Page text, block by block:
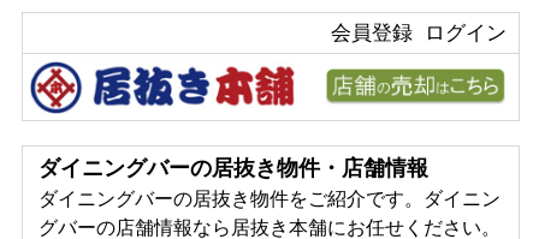
ログイン
会員登録
ダイニングバーの居抜き物件・店舗情報
ダイニングバーの居抜き物件をご紹介です。ダイニン
グバーの店舗情報なら居抜き本舗にお任せください。